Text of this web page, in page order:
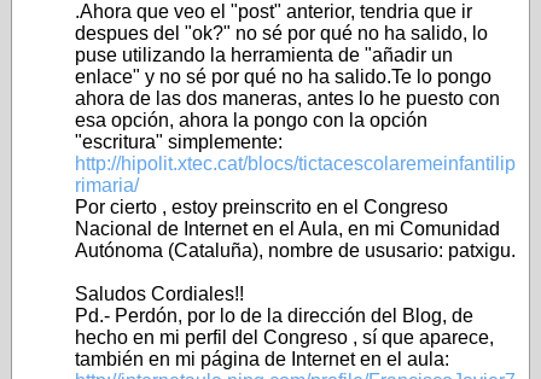
.Ahora que veo el "post" anterior, tendria que ir
despues del "ok?" no sé por qué no ha salido, lo
puse utilizando la herramienta de "añadir un
enlace" y no sé por qué no ha salido.Te lo pongo
ahora de las dos maneras, antes lo he puesto con
esa opción, ahora la pongo con la opción
"escritura" simplemente:
http://hipolit.xtec.cat/blocs/tictacescolaremeinfantilip
rimaria/
Por cierto , estoy preinscrito en el Congreso
Nacional de Internet en el Aula, en mi Comunidad
Autónoma (Cataluña), nombre de ususario: patxigu.
Saludos Cordiales!!
Pd.- Perdón, por lo de la dirección del Blog, de
hecho en mi perfil del Congreso , sí que aparece,
también en mi página de Internet en el aula: